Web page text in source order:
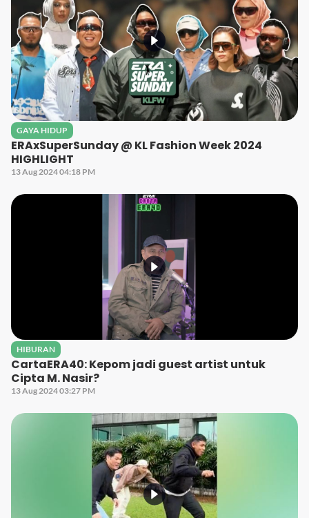
GAYA HIDUP
ERAxSuperSunday @ KL Fashion Week 2024
HIGHLIGHT
13 Aug 2024 04:18 PM
HIBURAN
CartaERA40: Kepom jadi guest artist untuk
Cipta M. Nasir?
13 Aug 2024 03:27 PM